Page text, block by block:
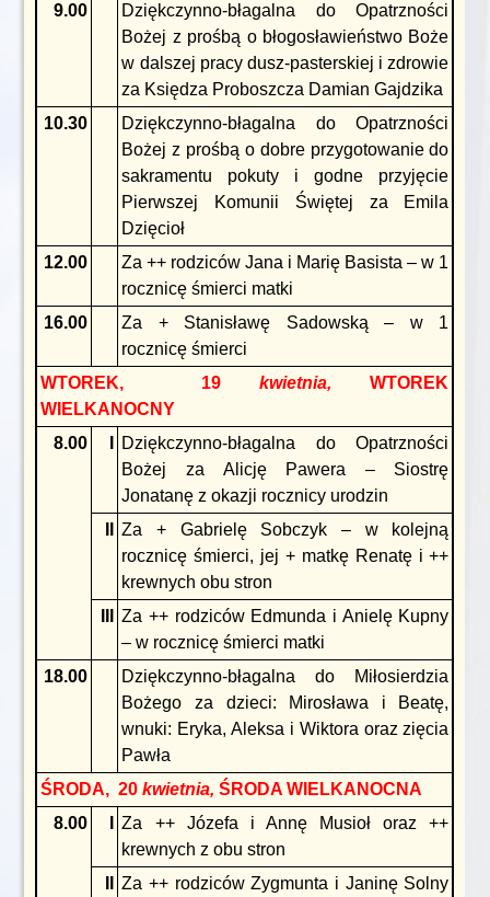
9.00
Dziękczynno-błagalna do Opatrzności
Bożej z prośbą o błogosławieństwo Boże
w dalszej pracy dusz-pasterskiej i zdrowie
za Księdza Proboszcza Damian Gajdzika
10.30
Dziękczynno-błagalna do Opatrzności
Bożej z prośbą o dobre przygotowanie do
sakramentu pokuty i godne przyjęcie
Pierwszej Komunii Świętej za Emila
Dzięcioł
12.00
Za ++ rodziców Jana i Marię Basista – w 1
rocznicę śmierci matki
16.00
Za + Stanisławę Sadowską – w 1
rocznicę śmierci
WTOREK, 19kwietnia, WTOREK
WIELKANOCNY
8.00
Dziękczynno-błagalna do Opatrzności
Bożej za Alicję Pawera – Siostrę
Jonatanę z okazji rocznicy urodzin
Za + Gabrielę Sobczyk – w kolejną
rocznicę śmierci, jej + matkę Renatę i ++
krewnych obu stron
Za ++ rodziców Edmunda i Anielę Kupny
– w rocznicę śmierci matki
18.00
Dziękczynno-błagalna do Miłosierdzia
Bożego za dzieci: Mirosława i Beatę,
wnuki: Eryka, Aleksa i Wiktora oraz zięcia
Pawła
ŚRODA, 20 kwietnia, ŚRODA WIELKANOCNA
8.00
Za ++ Józefa i Annę Musioł oraz ++
krewnych z obu stron
Za ++ rodziców Zygmunta i Janinę Solny